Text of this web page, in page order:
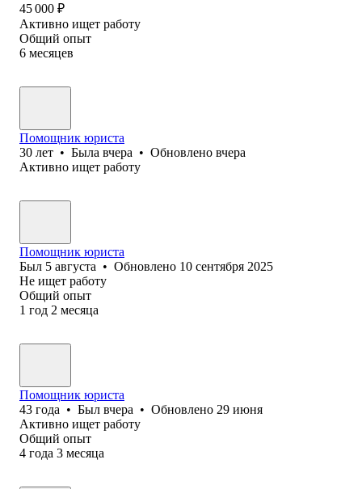
45 000 ₽
Активно ищет работу
Общий опыт
6 месяцев
Помощник юриста
30 лет • Была вчера • Обновлено вчера
Активно ищет работу
Помощник юриста
Был 5 августа • Обновлено 10 сентября 2025
Не ищет работу
Общий опыт
1 год 2 месяца
Помощник юриста
43 года • Был вчера • Обновлено 29 июня
Активно ищет работу
Общий опыт
4 года 3 месяца